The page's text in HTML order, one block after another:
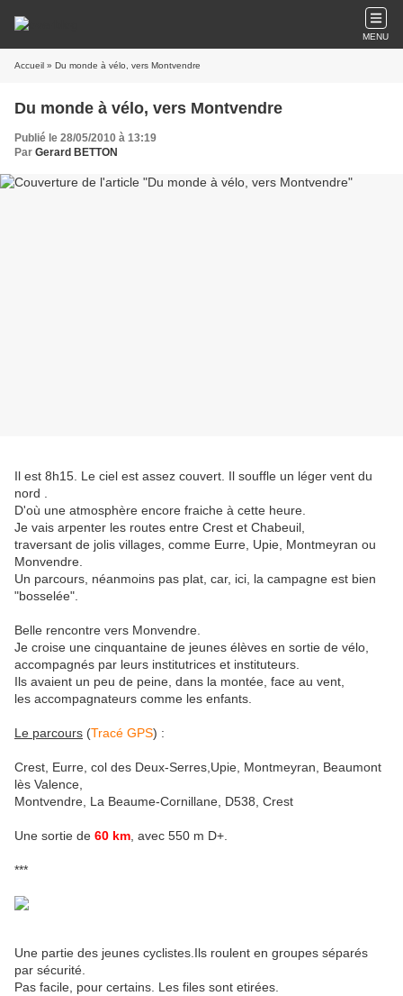
MENU
Accueil » Du monde à vélo, vers Montvendre
Du monde à vélo, vers Montvendre
Publié le 28/05/2010 à 13:19
Par Gerard BETTON
Il est 8h15. Le ciel est assez couvert. Il souffle un léger vent du
nord .
D'où une atmosphère encore fraiche à cette heure.
Je vais arpenter les routes entre Crest et Chabeuil,
traversant de jolis villages, comme Eurre, Upie, Montmeyran ou
Monvendre.
Un parcours, néanmoins pas plat, car, ici, la campagne est bien
"bosselée".
Belle rencontre vers Monvendre.
Je croise une cinquantaine de jeunes élèves en sortie de vélo,
accompagnés par leurs institutrices et instituteurs.
Ils avaient un peu de peine, dans la montée, face au vent,
les accompagnateurs comme les enfants.
Le parcours (Tracé GPS) :
Crest, Eurre, col des Deux-Serres,Upie, Montmeyran, Beaumont
lès Valence,
Montvendre, La Beaume-Cornillane, D538, Crest
Une sortie de 60 km , avec 550 m D+.
***
Une partie des jeunes cyclistes.Ils roulent en groupes séparés
par sécurité.
Pas facile, pour certains. Les files sont etirées.